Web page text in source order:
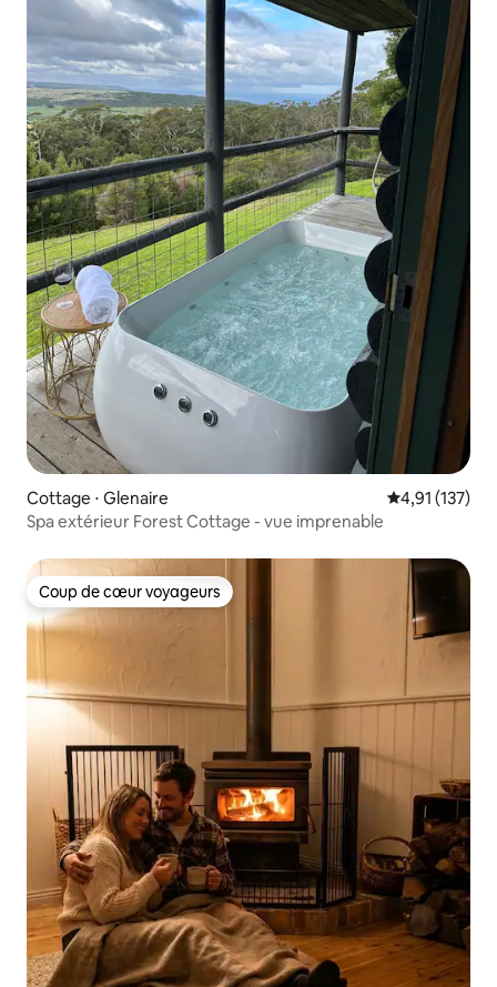
Cottage ⋅ Glenaire Évaluation
4,91 (137)
Spa extérieur Forest Cottage - vue imprenable
Coup de cœur voyageurs
Coup de cœur voyageurs